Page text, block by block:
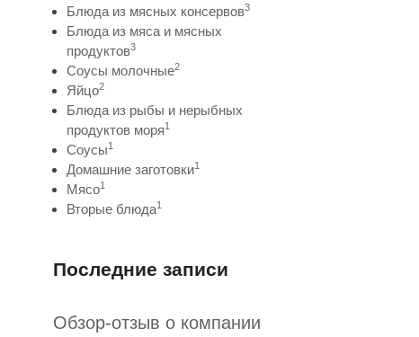
Блюда из мясных консервов3
Блюда из мяса и мясных
продуктов3
Соусы молочные2
Яйцо2
Блюда из рыбы и нерыбных
продуктов моря1
Соусы1
Домашние заготовки1
Мясо1
Вторые блюда1
Последние записи
Обзор-отзыв о компании